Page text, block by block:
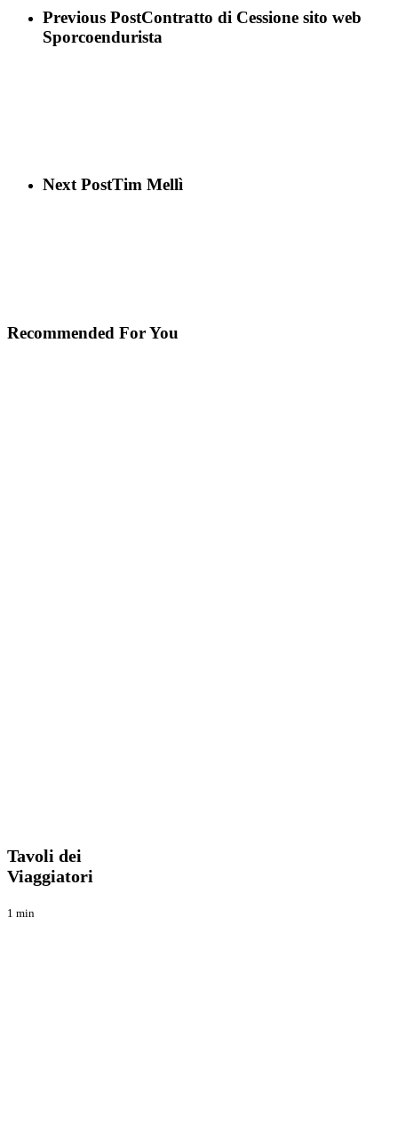
Previous PostContratto di Cessione sito web
Sporcoendurista
Next PostTim Mellì
Recommended For You
Viaggiatori
Tavoli dei
Viaggiatori
1 min